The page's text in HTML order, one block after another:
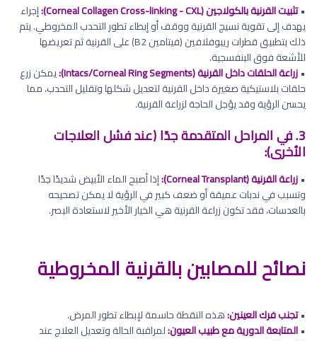
•تثبيت القرنية بالكولاجين (Corneal Collagen Cross-linking - CXL):
إجراء
يهدف إلى تقوية نسيج القرنية ووقف أو إبطاء تطور التحدب المخروطي. يتم
ذلك بتطبيق قطرات ريبوفلافين (فيتامين B2) على القرنية ثم تعريضها
للأشعة فوق البنفسجية.
•زراعة الحلقات داخل القرنية (Intacs/Corneal Ring Segments):
يمكن زرع
حلقات بلاستيكية صغيرة داخل القرنية لتعديل شكلها وتقليل التحدب، مما
يحسن الرؤية وقد يؤجل الحاجة لزراعة القرنية.
3. في المراحل المتقدمة جدًا (عند فشل العلاجات
الأخرى):
•زراعة القرنية (Corneal Transplant):
إذا أصبح الماء الأبيض شديدًا جدًا
وتسبب في ندبات عميقة أو ضعف كبير في الرؤية لا يمكن تصحيحه
بالعدسات، فقد تكون زراعة القرنية هي الخيار الأخير لاستعادة البصر.
نصائح للمصابين بالقرنية المخروطية
•تجنب فرك العينين:هذه النقطة حاسمة لإبطاء تطور المرض.
•المتابعة الدورية مع طبيب العيون:لمراقبة الحالة وتعديل العلاج عند